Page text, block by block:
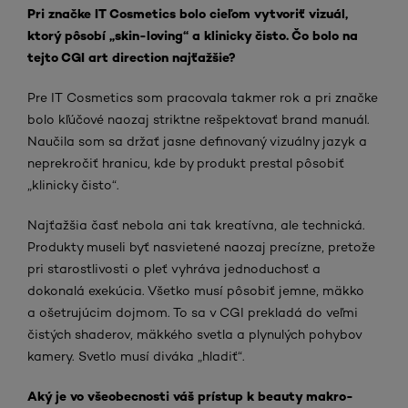
Pri značke IT Cosmetics bolo cieľom vytvoriť vizuál,
ktorý pôsobí „skin-loving“ a klinicky čisto. Čo bolo na
tejto CGI art direction najťažšie?
Pre IT Cosmetics som pracovala takmer rok a pri značke
bolo kľúčové naozaj striktne rešpektovať brand manuál.
Naučila som sa držať jasne definovaný vizuálny jazyk a
neprekročiť hranicu, kde by produkt prestal pôsobiť
„klinicky čisto“.
Najťažšia časť nebola ani tak kreatívna, ale technická.
Produkty museli byť nasvietené naozaj precízne, pretože
pri starostlivosti o pleť vyhráva jednoduchosť a
dokonalá exekúcia. Všetko musí pôsobiť jemne, mäkko
a ošetrujúcim dojmom. To sa v CGI prekladá do veľmi
čistých shaderov, mäkkého svetla a plynulých pohybov
kamery. Svetlo musí diváka „hladiť“.
Aký je vo všeobecnosti váš prístup k beauty makro-